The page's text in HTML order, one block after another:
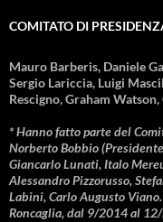
COMITATO DI
Mauro Barberis, Daniele
Sergio Lariccia, Luigi
Rescigno, Graham
* Hanno fatto parte del
Norberto Bobbio
Giancarlo Lunati, Italo
Alessandro Pizzorusso,
Labini, Carlo Augusto
Roncaglia, dal 9/2014 al